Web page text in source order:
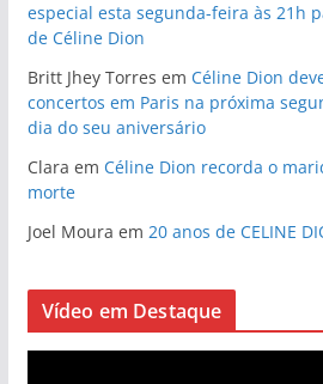
especial esta segunda-feira às 21h
de Céline Dion
Britt Jhey Torres em Céline Dion
concertos em Paris na próxima
dia do seu aniversário
Clara em Céline Dion recorda o
morte
Joel Moura em 20 anos de CELINE
Vídeo em Destaque